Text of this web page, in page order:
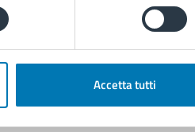
Accetta tutti